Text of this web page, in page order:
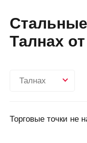
Талнах
Талнах
Торговые точки не